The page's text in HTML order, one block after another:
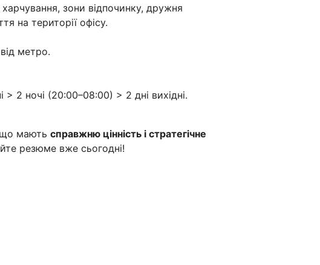
зони відпочинку, дружня
на території офісу.
метро.
> 2 ночі (20:00–08:00) > 2 дні вихідні.
мають справжню цінність і стратегічне
резюме вже сьогодні!